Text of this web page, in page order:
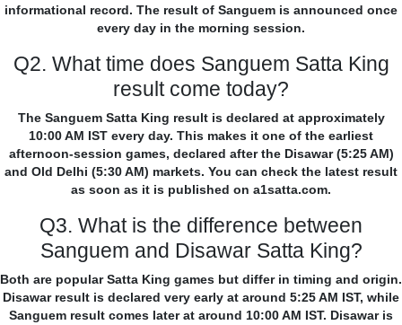
informational record. The result of Sanguem is announced once
every day in the morning session.
Q2. What time does Sanguem Satta King
result come today?
The Sanguem Satta King result is declared at approximately
10:00 AM IST every day. This makes it one of the earliest
afternoon-session games, declared after the Disawar (5:25 AM)
and Old Delhi (5:30 AM) markets. You can check the latest result
as soon as it is published on a1satta.com.
Q3. What is the difference between
Sanguem and Disawar Satta King?
Both are popular Satta King games but differ in timing and origin.
Disawar result is declared very early at around 5:25 AM IST, while
Sanguem result comes later at around 10:00 AM IST. Disawar is